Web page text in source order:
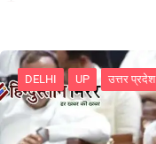
DELHI UP उत्तर प्रदेश